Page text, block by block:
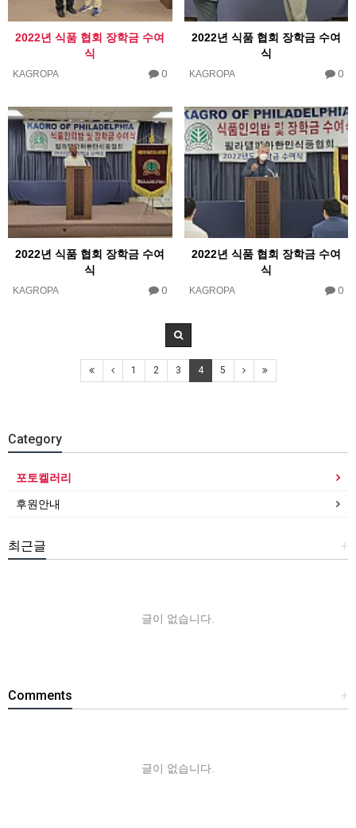
2022년 식품 협회 장학금 수여
식
KAGROPA 0
2022년 식품 협회 장학금 수여
식
KAGROPA 0
2022년 식품 협회 장학금 수여
식
KAGROPA 0
2022년 식품 협회 장학금 수여
식
KAGROPA 0
1 2 3 4 5
Category
포토켈러리
후원안내
+
최근글
글이 없습니다.
+
Comments
글이 없습니다.